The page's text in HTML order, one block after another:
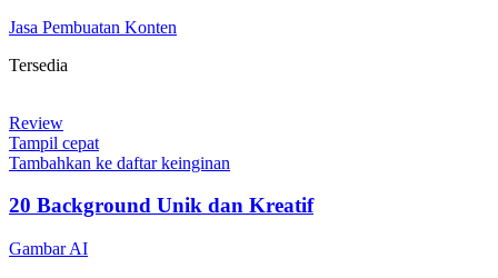
Jasa Pembuatan Konten
Tersedia
Review
Tampil cepat
Tambahkan ke daftar keinginan
20 Background Unik dan Kreatif
Gambar AI